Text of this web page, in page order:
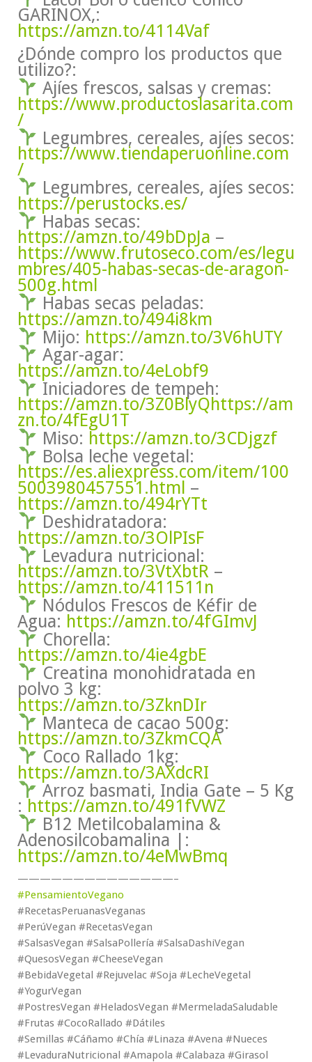
GARINOX,:
https://amzn.to/4114Vaf
¿Dónde compro los productos que
utilizo?:
Ajíes frescos, salsas y cremas:
https://www.productoslasarita.com
/
Legumbres, cereales, ajíes secos:
https://www.tiendaperuonline.com
/
Legumbres, cereales, ajíes secos:
https://perustocks.es/
Habas secas:
https://amzn.to/49bDpJa –
https://www.frutoseco.com/es/legu
mbres/405-habas-secas-de-aragon-
500g.html
Habas secas peladas:
https://amzn.to/494i8km
Mijo: https://amzn.to/3V6hUTY
Agar-agar:
https://amzn.to/4eLobf9
Iniciadores de tempeh:
https://amzn.to/3Z0BlyQhttps://am
zn.to/4fEgU1T
Miso: https://amzn.to/3CDjgzf
Bolsa leche vegetal:
https://es.aliexpress.com/item/100
5003980457551.html –
https://amzn.to/494rYTt
Deshidratadora:
https://amzn.to/3OlPIsF
Levadura nutricional:
https://amzn.to/3VtXbtR –
https://amzn.to/411511n
Nódulos Frescos de Kéfir de
Agua: https://amzn.to/4fGImvJ
Chorella:
https://amzn.to/4ie4gbE
Creatina monohidratada en
polvo 3 kg:
https://amzn.to/3ZknDIr
Manteca de cacao 500g:
https://amzn.to/3ZkmCQA
Coco Rallado 1kg:
https://amzn.to/3AXdcRI
Arroz basmati, India Gate – 5 Kg
: https://amzn.to/491fVWZ
B12 Metilcobalamina &
Adenosilcobamalina |:
https://amzn.to/4eMwBmq
——————————————–
#PensamientoVegano
#RecetasPeruanasVeganas
#PerúVegan #RecetasVegan
#SalsasVegan #SalsaPollería #SalsaDashiVegan
#QuesosVegan #CheeseVegan
#BebidaVegetal #Rejuvelac #Soja #LecheVegetal
#YogurVegan
#PostresVegan #HeladosVegan #MermeladaSaludable
#Frutas #CocoRallado #Dátiles
#Semillas #Cáñamo #Chía #Linaza #Avena #Nueces
#LevaduraNutricional #Amapola #Calabaza #Girasol